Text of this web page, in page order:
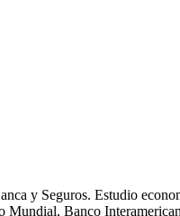
y Seguros. Estudio
Banco